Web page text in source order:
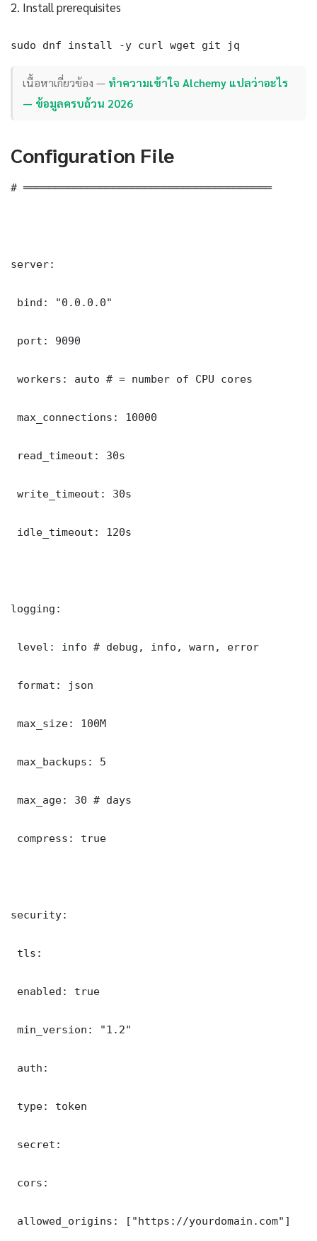
2. Install prerequisites
sudo dnf install -y curl wget git jq
เนื้อหาเกี่ยวข้อง — ทำความเข้าใจ Alchemy แปลว่าอะไร
— ข้อมูลครบถ้วน 2026
Configuration File
# ═══════════════════════════════════════
server:
bind: "0.0.0.0"
port: 9090
workers: auto # = number of CPU cores
max_connections: 10000
read_timeout: 30s
write_timeout: 30s
idle_timeout: 120s
logging:
level: info # debug, info, warn, error
format: json
max_size: 100M
max_backups: 5
max_age: 30 # days
compress: true
security:
tls:
enabled: true
min_version: "1.2"
auth:
type: token
secret:
cors:
allowed_origins: ["https://yourdomain.com"]